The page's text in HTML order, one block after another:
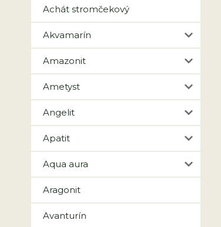
Achát stromčekový
Akvamarín
Amazonit
Ametyst
Angelit
Apatit
Aqua aura
Aragonit
Avanturín